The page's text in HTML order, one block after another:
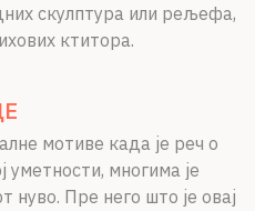
скулптура или рељефа,
ктитора.
мотиве када је реч о
многима је
нуво. Пре него што је овај